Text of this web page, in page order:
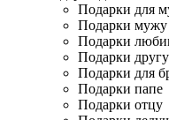
Подарки для
Подарки мужу
Подарки
Подарки другу
Подарки для
Подарки папе
Подарки отцу